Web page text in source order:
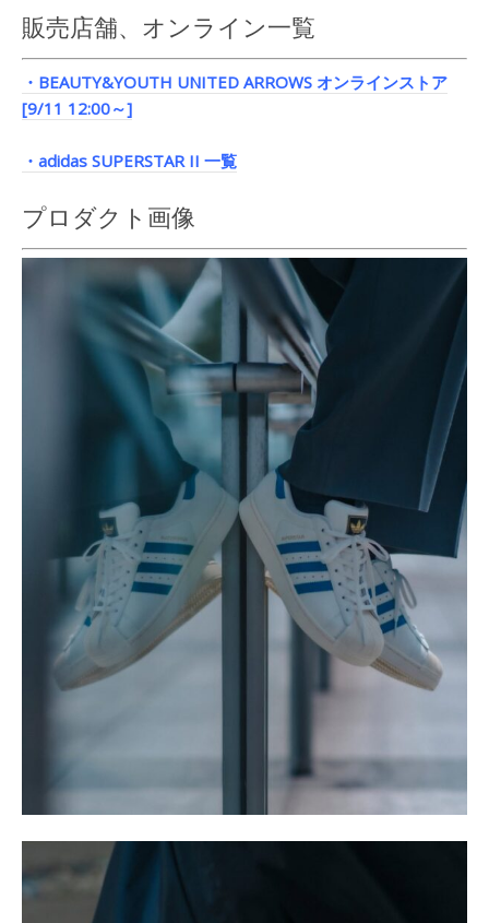
販売店舗、オンライン一覧
・BEAUTY&YOUTH UNITED ARROWS オンラインストア
[9/11 12:00～]
・adidas SUPERSTAR II 一覧
プロダクト画像